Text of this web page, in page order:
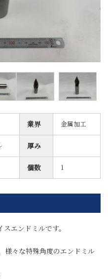
業界 金属加工
厚み
個数 1
エンドミルです。
々な特殊角度のエンドミル